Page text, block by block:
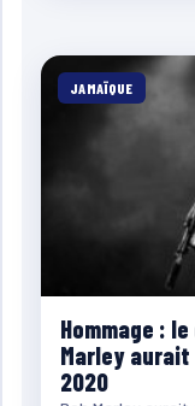
JAMAÏQUE
Hommage :
Marley
2020